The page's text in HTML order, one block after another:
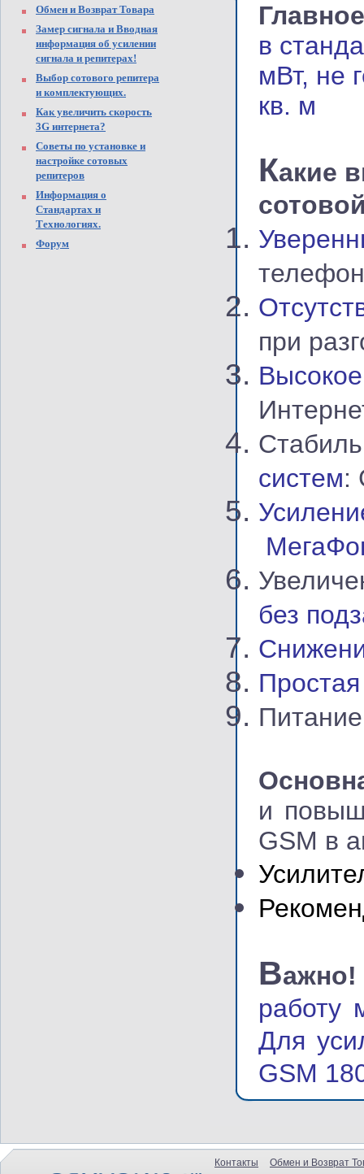
Обмен и Возврат Товара
Замер сигнала и Вводная
информация об усилении
сигнала и репитерах!
Выбор сотового репитера
и комплектующих.
Как увеличить скорость
3G интернета?
Советы по установке и
настройке сотовых
репитеров
Информация о
Стандартах и
Технологиях.
Форум
в
мВт, не
кв. м
Какие
при
систем:
без
и
GSM в
В
работу
Для
GSM
Контакты Обмен и Возврат